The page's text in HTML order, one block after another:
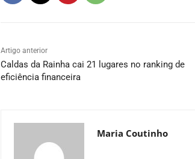
Artigo anterior
Caldas da Rainha cai 21 lugares no ranking de
eficiência financeira
Maria Coutinho